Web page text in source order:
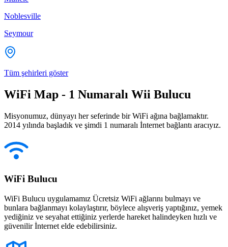
Noblesville
Seymour
Tüm şehirleri göster
WiFi Map - 1 Numaralı Wii Bulucu
Misyonumuz, dünyayı her seferinde bir WiFi ağına bağlamaktır.
2014 yılında başladık ve şimdi 1 numaralı İnternet bağlantı aracıyız.
WiFi Bulucu
WiFi Bulucu uygulamamız Ücretsiz WiFi ağlarını bulmayı ve
bunlara bağlanmayı kolaylaştırır, böylece alışveriş yaptığınız, yemek
yediğiniz ve seyahat ettiğiniz yerlerde hareket halindeyken hızlı ve
güvenilir İnternet elde edebilirsiniz.